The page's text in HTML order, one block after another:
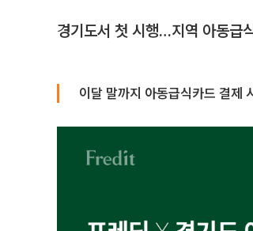
경기도서 첫 시행…지역 아동급
이달 말까지 아동급식카드 결제